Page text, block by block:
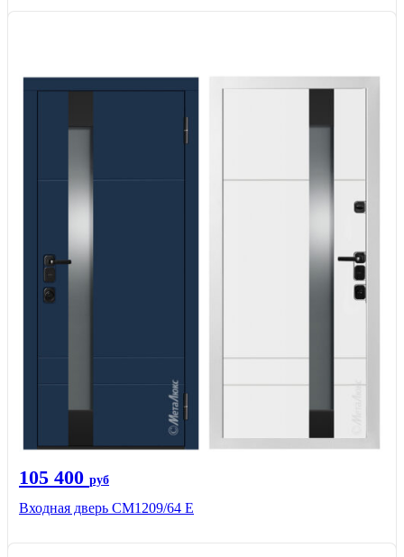
105 400 руб
Входная дверь CМ1209/64 Е